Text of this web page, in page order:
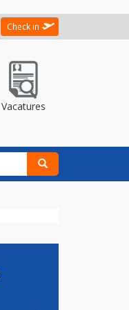
Check in
Vacatures